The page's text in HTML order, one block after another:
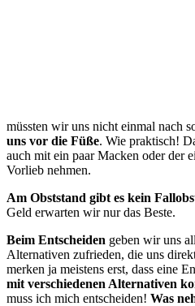
müssten wir uns nicht einmal nach
uns vor die Füße. Wie praktisch!
auch mit ein paar Macken oder der
Vorlieb nehmen.
Am Obststand gibt es kein
Geld erwarten wir nur das Beste.
Beim Entscheiden geben wir uns
Alternativen zufrieden, die uns
merken ja meistens erst, dass eine
mit verschiedenen Alternativen
muss ich mich entscheiden! Was